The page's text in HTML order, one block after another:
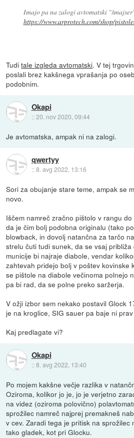
Imajo pa na zalogi avtomatski
https://www.arprotech.com/shop/
Tuditale izgleda avtomatski. V tej
poslali brez kakšnega vprašanja po
podobnim.
Okapi
::20. nov 2020, 09:44
Je avtomatska, ampak ni na zalogi.
qwertyy
::8. avg 2022, 13:16
Sori za obujanje stare teme, ampak se
novo.
Iščem namreč zračno pištolo v rangu
da je čim bolj podobna originalu (tako
blowback, in dovolj natančna za tarčo
strelu čuti tudi sunek, da se vsaj
municije bi najraje diabole, vendar
zahtevah pridejo bolj v poštev kovinske
se pištole na diabole večinoma polnejo
pa bi rad, da se polne preko saržerja.
V ožji izbor sem nekako postavil Glock
je na kroglice, SIG sauer pa baje ni
Kaj predlagate vi?
Okapi
::8. avg 2022, 13:40
Po mojem kakšne večje razlika v
Oziroma, kolikor jo je, jo je verjetno
na videz (oziroma polovično)
sprožilec namreč najprej premakneš
v cev. Zaradi tega je pritisk na sprožilec
tako gladek, kot pri Glocku.